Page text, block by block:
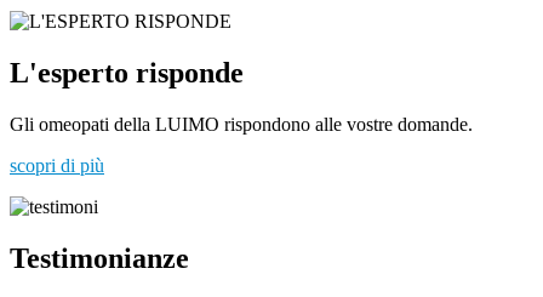
L'esperto risponde
Gli omeopati della LUIMO rispondono alle vostre domande.
scopri di più
Testimonianze